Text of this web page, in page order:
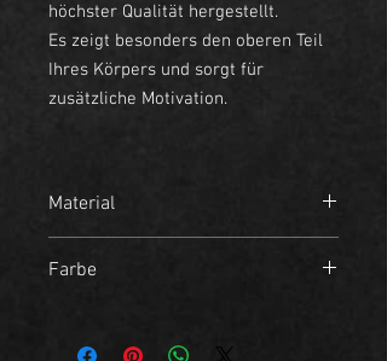
höchster Qualität hergestellt.
Es zeigt besonders den oberen Teil
Ihres Körpers und sorgt für
zusätzliche Motivation.
Material
- 5% Elasthan
Farbe